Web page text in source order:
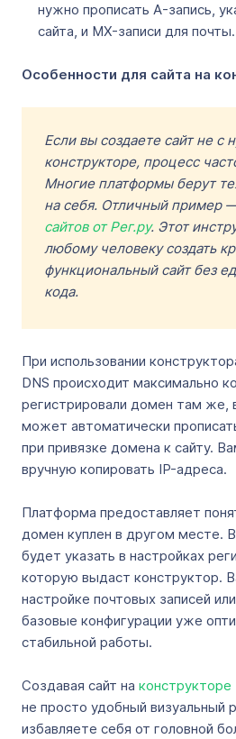
нужно прописать A-запись,
сайта, и MX-записи для почты.
Особенности для сайта на
Если вы создаете сайт не с
конструкторе, процесс
Многие платформы берут
на себя. Отличный пример
сайтов от Рег.ру. Этот
любому человеку создать
функциональный сайт без
кода.
При использовании
DNS происходит максимально
регистрировали домен там же,
может автоматически
при привязке домена к сайту.
вручную копировать IP-адреса.
Платформа предоставляет
домен куплен в другом месте.
будет указать в настройках
которую выдаст конструктор.
настройке почтовых записей
базовые конфигурации уже
стабильной работы.
Создавая сайт на конструкторе
не просто удобный визуальный
избавляете себя от головной